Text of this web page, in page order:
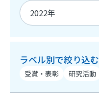
ラベル別で絞り込む
受賞・表彰 研究活動